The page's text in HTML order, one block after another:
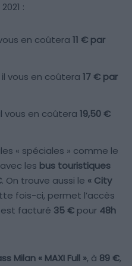
:
en coûtera 11 € par
il vous en coûtera 17 € par
vous en coûtera 19,50 €
« spéciales » comme le
les bus touristiques
. On trouve aussi le « City
fois-ci, permet l’accès
est facturé 35 € pour 48h
Milan « MAXI Full », à 89 €,